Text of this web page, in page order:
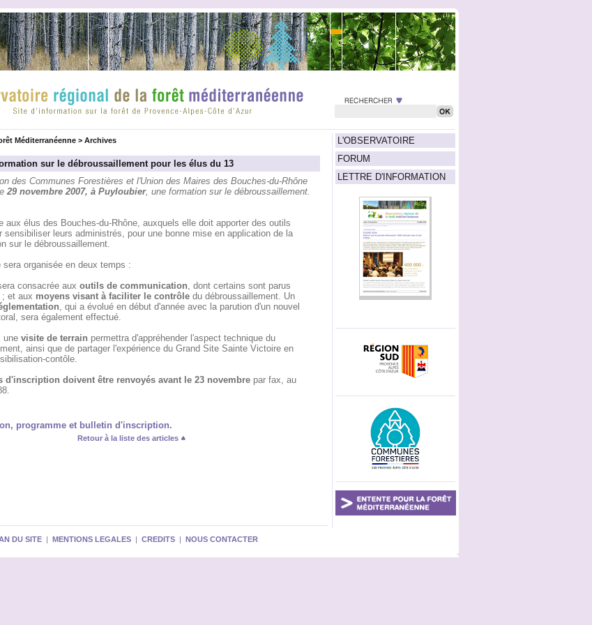
L'OBSERVATOIRE
FORUM
LETTRE D'INFORMATION
Méditerranéenne> Archives
sur le débroussaillement pour les élus du 13
des Communes Forestières et l'Union des Maires des Bouches-du-Rhône
29 novembre 2007, à Puyloubier, une formation sur le débroussaillement.
aux élus des Bouches-du-Rhône, auxquels elle doit apporter des outils
sensibiliser leurs administrés, pour une bonne mise en application de la
sur le débroussaillement.
sera organisée en deux temps :
consacrée aux outils de communication, dont certains sont parus
; et aux moyens visant à faciliter le contrôledu débroussaillement. Un
, qui a évolué en début d'année avec la parution d'un nouvel
sera également effectué.
une visite de terrain permettra d'appréhender l'aspect technique du
ainsi que de partager l'expérience du Grand Site Sainte Victoire en
contôle.
d'inscription doivent être renvoyés avant le 23 novembrepar fax, au
programme et bulletin d'inscription.
Retour à la liste des articles
DU SITE | MENTIONS LEGALES | CREDITS | NOUS CONTACTER